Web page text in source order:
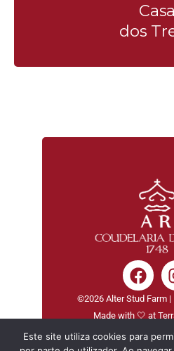
Casa
dos
©2026 Alter Stud Farm |
Made with 🤍 at
Este site utiliza cookies para